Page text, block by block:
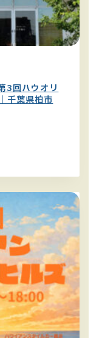
3回ハウオリ
千葉県柏市